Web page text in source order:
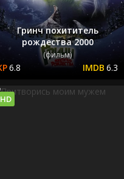
Гринч похититель
рождества 2000
(фильм)
6.8 6.3
HD